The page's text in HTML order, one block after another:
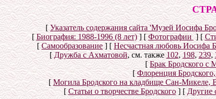
[Указатель содержания сайта 'Музей Иосифа
[Биография: 1988-1996 (8 лет)] [Фотографии] [
[Самообразование] [ Несчастная любовь Иосифа
[Дружба с Ахматовой, см. также102,198,239,
[Брак Бродского с
[Флоренция
[Могила Бродского на кладбище Сан-Микеле,
[Статьи о творчестве Бродского] [Другие